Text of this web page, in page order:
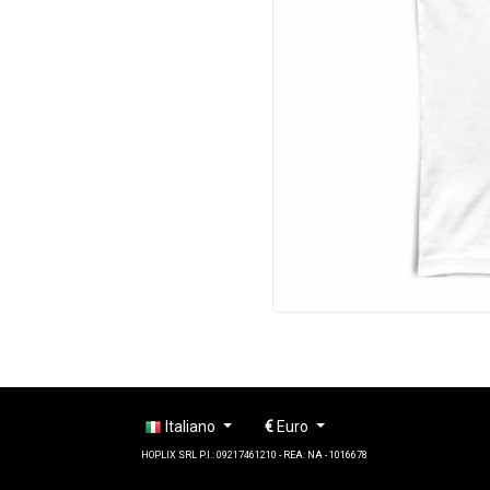
Italiano €Euro
HOPLIX SRL P.I.: 09217461210 - REA: NA - 1016678